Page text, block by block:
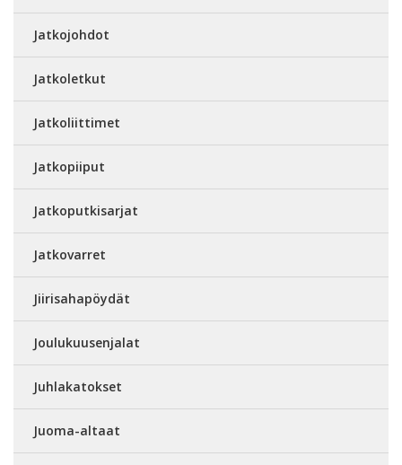
Jatkojohdot
Jatkoletkut
Jatkoliittimet
Jatkopiiput
Jatkoputkisarjat
Jatkovarret
Jiirisahapöydät
Joulukuusenjalat
Juhlakatokset
Juoma-altaat